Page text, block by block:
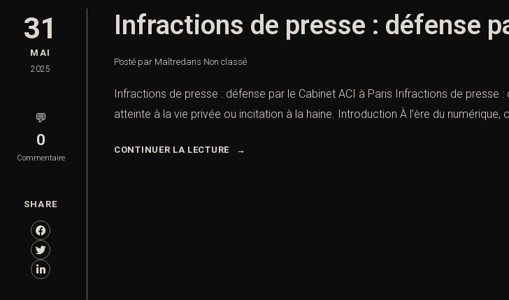
31
MAI
2025
💬
0
Commentaire
SHARE
Infractions de presse : défense
Posté par Maîtredans Non classé
Infractions de presse : défense par le Cabinet ACI à Paris Infractions de
atteinte à la vie privée ou incitation à la haine. Introduction À l’ère du
CONTINUER LA LECTURE